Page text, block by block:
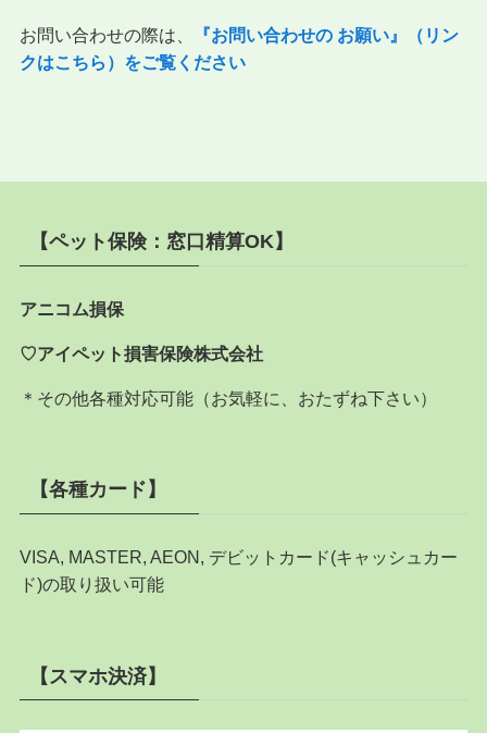
お問い合わせの際は、 『お問い合わせの お願い』（リン
クはこちら）をご覧ください
【ペット保険：窓口精算OK】
アニコム損保
♡アイペット損害保険株式会社
＊その他各種対応可能（お気軽に、おたずね下さい）
【各種カード】
VISA, MASTER, AEON, デビットカード(キャッシュカー
ド)の取り扱い可能
【スマホ決済】